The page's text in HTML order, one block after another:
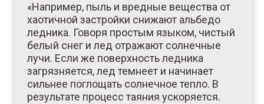
«Например, пыль и вредные вещества от
хаотичной застройки снижают альбедо
ледника. Говоря простым языком, чистый
белый снег и лед отражают солнечные
лучи. Если же поверхность ледника
загрязняется, лед темнеет и начинает
сильнее поглощать солнечное тепло. В
результате процесс таяния ускоряется.